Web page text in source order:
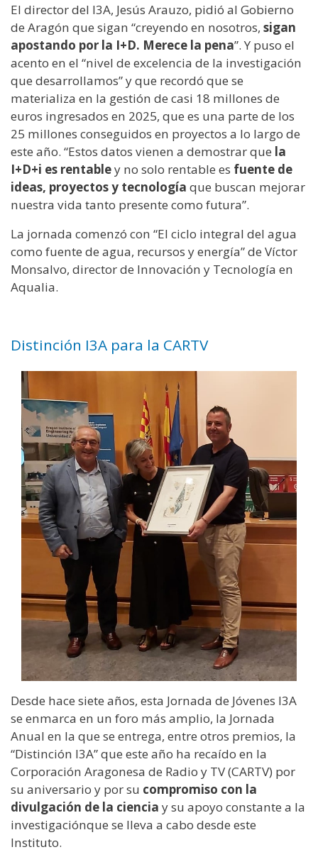
El director del I3A, Jesús Arauzo, pidió al Gobierno
de Aragón que sigan “creyendo en nosotros, sigan
apostando por la I+D. Merece la pena”. Y puso el
acento en el “nivel de excelencia de la investigación
que desarrollamos” y que recordó que se
materializa en la gestión de casi 18 millones de
euros ingresados en 2025, que es una parte de los
25 millones conseguidos en proyectos a lo largo de
este año. “Estos datos vienen a demostrar que la
I+D+i es rentabley no solo rentable es fuente de
ideas, proyectos y tecnología que buscan mejorar
nuestra vida tanto presente como futura”.
La jornada comenzó con “El ciclo integral del agua
como fuente de agua, recursos y energía” de Víctor
Monsalvo, director de Innovación y Tecnología en
Aqualia.
Distinción I3A para la CARTV
Desde hace siete años, esta Jornada de Jóvenes I3A
se enmarca en un foro más amplio, la Jornada
Anual en la que se entrega, entre otros premios, la
“Distinción I3A” que este año ha recaído en la
Corporación Aragonesa de Radio y TV (CARTV) por
su aniversario y por su compromiso con la
divulgación de la ciencia y su apoyo constante a la
investigaciónque se lleva a cabo desde este
Instituto.